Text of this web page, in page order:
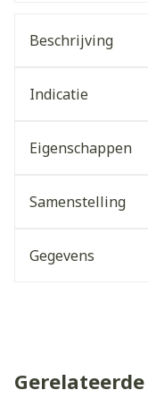
Beschrijving
Indicatie
Eigenschappen
Samenstelling
Gegevens